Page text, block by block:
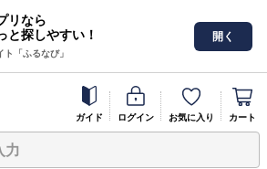
リなら
と探しやすい！
「ふるなび」
開く
ガイド ログイン お気に入り カート
力